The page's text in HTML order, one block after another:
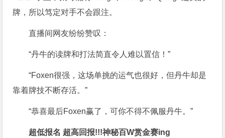
牌，所以笃定对手不会跟注。
直播间网友纷纷赞叹：
“丹牛的读牌和打法简直令人难以置信！”
“Foxen很强，这场单挑的运气也很好，但丹牛却是
靠着牌技不断存活。”
“恭喜最后Foxen赢了，可你不得不佩服丹牛。”
超低报名 超高回报!!!神秘百W赏金赛ing